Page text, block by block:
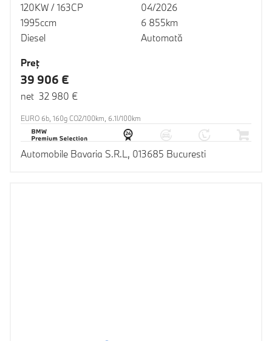
120KW / 163CP
1995ccm
Diesel
04/2026
6 855km
Automată
Preţ
39 906 €
net 32 980 €
EURO 6b, 160g CO2/100km, 6.1l/100km
Automobile Bavaria S.R.L, 013685 Bucuresti